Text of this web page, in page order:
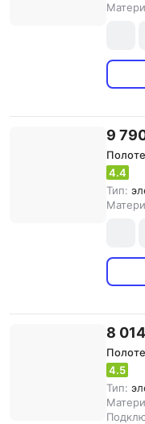
9
4.4
Тип:
8
4.5
Тип: